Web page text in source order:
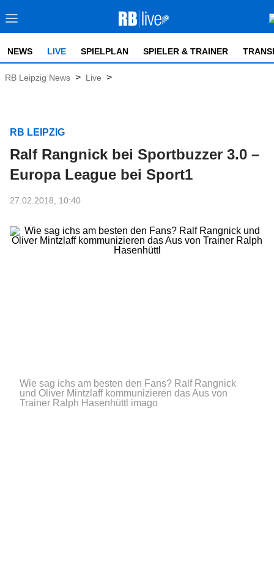
NEWS LIVE SPIELPLAN SPIELER & TRAINER
RB Leipzig News > Live >
RB LEIPZIG
Ralf Rangnick bei Sportbuzzer 3.0 –
Europa League bei Sport1
27.02.2018, 10:40
Wie sag ichs am besten den Fans? Ralf Rangnick
und Oliver Mintzlaff kommunizieren das Aus von
Trainer Ralph Hasenhüttl imago